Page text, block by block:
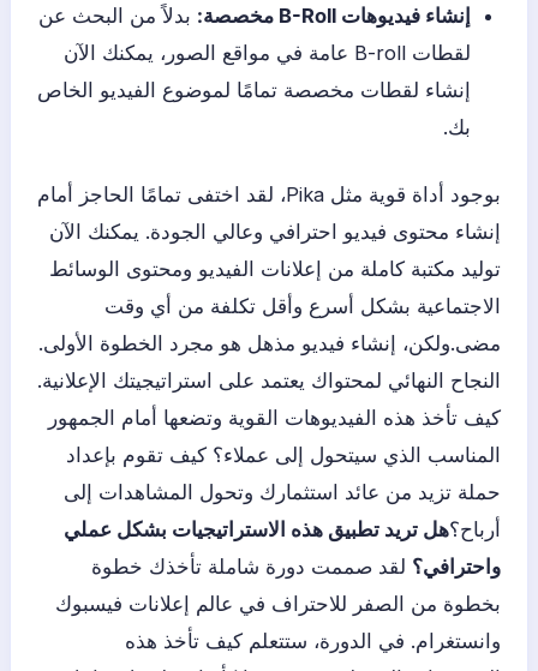
إنشاء فيديوهات B-Roll مخصصة:
بدلاً من البحث عن
لقطات B-roll عامة في مواقع الصور، يمكنك الآن
إنشاء لقطات مخصصة تمامًا لموضوع الفيديو الخاص
بك.
بوجود أداة قوية مثل Pika، لقد اختفى تمامًا الحاجز أمام
إنشاء محتوى فيديو احترافي وعالي الجودة. يمكنك الآن
توليد مكتبة كاملة من إعلانات الفيديو ومحتوى الوسائط
الاجتماعية بشكل أسرع وأقل تكلفة من أي وقت
مضى.ولكن، إنشاء فيديو مذهل هو مجرد الخطوة الأولى.
النجاح النهائي لمحتواك يعتمد على استراتيجيتك الإعلانية.
كيف تأخذ هذه الفيديوهات القوية وتضعها أمام الجمهور
المناسب الذي سيتحول إلى عملاء؟ كيف تقوم بإعداد
حملة تزيد من عائد استثمارك وتحول المشاهدات إلى
أرباح؟هل تريد تطبيق هذه الاستراتيجيات بشكل عملي
واحترافي؟ لقد صممت دورة شاملة تأخذك خطوة
بخطوة من الصفر للاحتراف في عالم إعلانات فيسبوك
وانستغرام. في الدورة، ستتعلم كيف تأخذ هذه